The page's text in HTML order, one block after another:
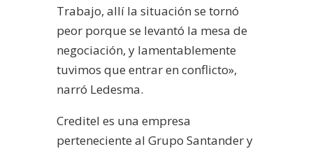
Trabajo, allí la situación se tornó
peor porque se levantó la mesa de
negociación, y lamentablemente
tuvimos que entrar en conflicto»,
narró Ledesma.
Creditel es una empresa
perteneciente al Grupo Santander y